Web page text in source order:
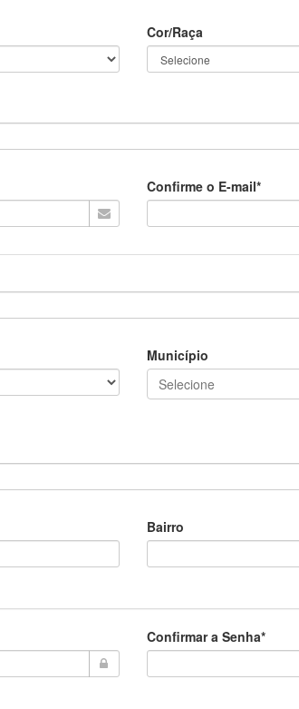
Cor/Raça
Confirme o E-mail*
Município
Bairro
Confirmar a Senha*